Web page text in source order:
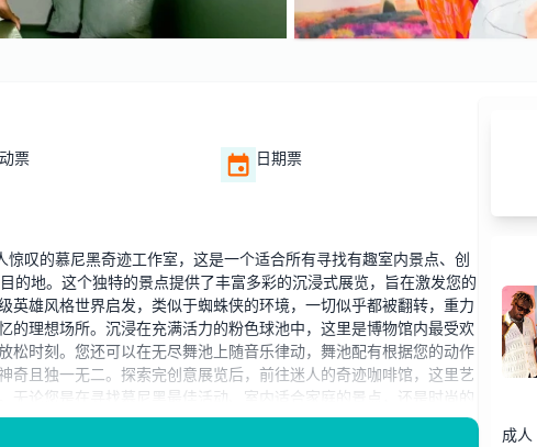
票 日期票
叹的慕尼黑奇迹工作室，这是一个适合所有寻找有趣室内景点、创
地。这个独特的景点提供了丰富多彩的沉浸式展览，旨在激发您的
英雄风格世界启发，类似于蜘蛛侠的环境，一切似乎都被翻转，重力
的理想场所。沉浸在充满活力的粉色球池中，这里是博物馆内最受欢
松时刻。您还可以在无尽舞池上随音乐律动，舞池配有根据您的动作
奇且独一无二。探索完创意展览后，前往迷人的奇迹咖啡馆，这里艺
无论您是在寻找慕尼黑最佳活动、室内适合家庭的景点，还是时尚的
为各个年龄段的游客带来难忘的体验。
成人